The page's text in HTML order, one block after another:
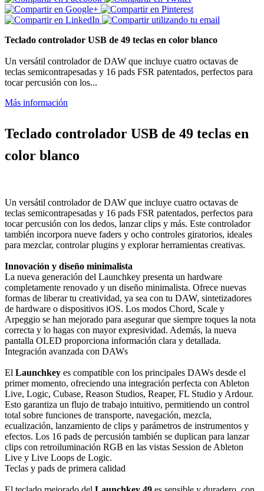
Teclado controlador USB de 49 teclas en color blanco
Un versátil controlador de DAW que incluye cuatro octavas de
teclas semicontrapesadas y 16 pads FSR patentados, perfectos para
tocar percusión con los...
Más información
Teclado controlador USB de 49 teclas en
color blanco
Un versátil controlador de DAW que incluye cuatro octavas de
teclas semicontrapesadas y 16 pads FSR patentados, perfectos para
tocar percusión con los dedos, lanzar clips y más. Este controlador
también incorpora nueve faders y ocho controles giratorios, ideales
para mezclar, controlar plugins y explorar herramientas creativas.
Innovación y diseño minimalista
La nueva generación del Launchkey presenta un hardware
completamente renovado y un diseño minimalista. Ofrece nuevas
formas de liberar tu creatividad, ya sea con tu DAW, sintetizadores
de hardware o dispositivos iOS. Los modos Chord, Scale y
Arpeggio se han mejorado para asegurar que siempre toques la nota
correcta y lo hagas con mayor expresividad. Además, la nueva
pantalla OLED proporciona información clara y detallada.
Integración avanzada con DAWs
El Launchkey es compatible con los principales DAWs desde el
primer momento, ofreciendo una integración perfecta con Ableton
Live, Logic, Cubase, Reason Studios, Reaper, FL Studio y Ardour.
Esto garantiza un flujo de trabajo intuitivo, permitiendo un control
total sobre funciones de transporte, navegación, mezcla,
ecualización, lanzamiento de clips y parámetros de instrumentos y
efectos. Los 16 pads de percusión también se duplican para lanzar
clips con retroiluminación RGB en las vistas Session de Ableton
Live y Live Loops de Logic.
Teclas y pads de primera calidad